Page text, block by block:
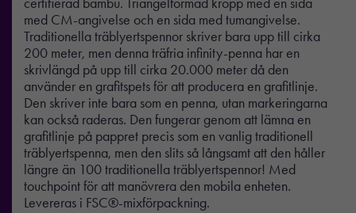
med CM-angivelse och en sida med tumangivelse.
Traditionella träblyertspennor skriver bara upp till cirka
200 meter, men denna träfria infinity-penna har en
skrivlängd på upp till cirka 20.000 meter då den
använder en grafitspets för att producera en grafitlinje.
Den skriver inte bara som en penna, utan markeringarna
kan också raderas. Den fungerar genom att lämna en
grafitlinje på pappret precis som en vanlig traditionell
träblyertspenna, men den slits så långsamt att den håller
längre än 100 traditionella träblyertspennor! Med
touchpoint för att manövrera den mobila enheten.
Levereras i FSC®-mixförpackning.